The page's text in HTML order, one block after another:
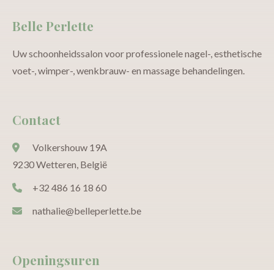
Belle Perlette
Uw schoonheidssalon voor professionele nagel-, esthetische
voet-, wimper-, wenkbrauw- en massage behandelingen.
Contact
Volkershouw 19A
9230 Wetteren, België
+32 486 16 18 60
nathalie@belleperlette.be
Openingsuren